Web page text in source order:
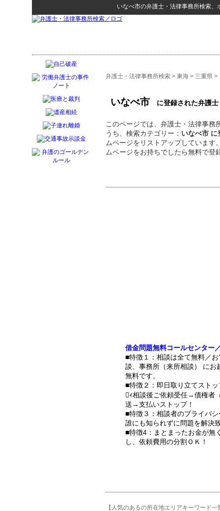
いなべ市の弁護士・法律事務所検索、
弁護士・法律事務所検索 > 東海 > 三重県 >
いなべ市 に登録された弁護士
このページでは、弁護士・法律事務
うち、検索カテゴリー： いなべ市 に
ムページをリストアップしていま
ムページをお持ちでしたら無料で登
借金問題無料コールセンター
■特徴１：相談は全て無料／
談、事務所（来所相談） にお
無料です。
■特徴２：即日取り立てスト
ｨ相談後ご依頼受任→債権者
送→支払いストップ！
■特徴３：相談者のプライバ
誰にも知られずに問題を解決
■特徴4：まとまったお金が無
し、依頼費用の分割ＯＫ！
【人気のあるの所在地エリアキーワード一